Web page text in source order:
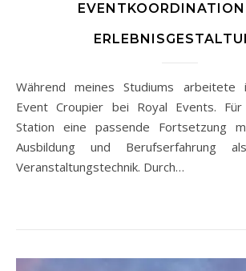
Während meines Studiums arbeitete ich nebenbei als
Event Croupier bei Royal Events.
Station eine passende Fortsetzung
Ausbildung und Berufserfahrung
Veranstaltungstechnik. Durch…